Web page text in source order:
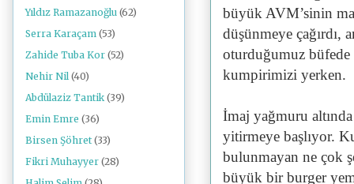
büyük AVM’sinin
düşünmeye çağırdı,
oturduğumuz büfede
kumpirimizi yerken.
İmaj yağmuru
yitirmeye başlıyor.
bulunmayan ne çok
büyük bir burger
Yıldız Ramazanoğlu (62)
Serra Karaçam (53)
Zahide Tuba Kor (52)
Nehir Nil (40)
Abdülaziz Tantik (39)
Emin Emre (36)
Birsen Şöhret (33)
Fikri Muhayyer (28)